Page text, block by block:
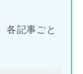
各記事ごと